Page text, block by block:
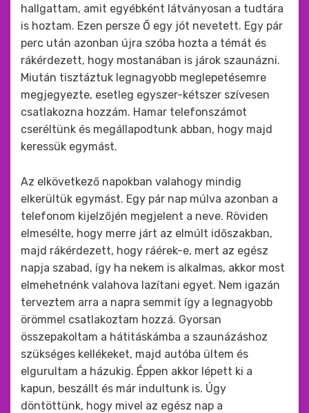
hallgattam, amit egyébként látványosan a tudtára
is hoztam. Ezen persze Ő egy jót nevetett. Egy pár
perc után azonban újra szóba hozta a témát és
rákérdezett, hogy mostanában is járok szaunázni.
Miután tisztáztuk legnagyobb meglepetésemre
megjegyezte, esetleg egyszer-kétszer szívesen
csatlakozna hozzám. Hamar telefonszámot
cseréltünk és megállapodtunk abban, hogy majd
keressük egymást.
Az elkövetkező napokban valahogy mindig
elkerültük egymást. Egy pár nap múlva azonban a
telefonom kijelzőjén megjelent a neve. Röviden
elmesélte, hogy merre járt az elmúlt időszakban,
majd rákérdezett, hogy ráérek-e, mert az egész
napja szabad, így ha nekem is alkalmas, akkor most
elmehetnénk valahova lazítani egyet. Nem igazán
terveztem arra a napra semmit így a legnagyobb
örömmel csatlakoztam hozzá. Gyorsan
összepakoltam a hátitáskámba a szaunázáshoz
szükséges kellékeket, majd autóba ültem és
elgurultam a házukig. Éppen akkor lépett ki a
kapun, beszállt és már indultunk is. Úgy
döntöttünk, hogy mivel az egész nap a